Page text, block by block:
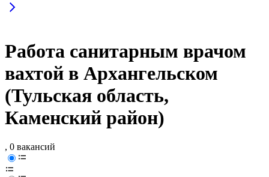
Работа санитарным врачом
вахтой в Архангельском
(Тульская область,
Каменский район)
, 0 вакансий